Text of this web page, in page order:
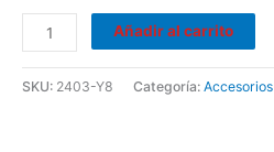
Añadir al carrito
SKU: 2403-Y8 Categoría: Accesorios